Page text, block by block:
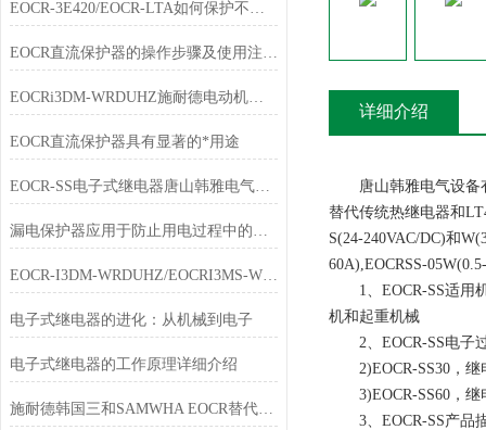
EOCR-3E420/EOCR-LTA如何保护不同大小负载的保护
EOCR直流保护器的操作步骤及使用注意事项
EOCRi3DM-WRDUHZ施耐德电动机保护器技术说明
EOCR直流保护器具有显著的*用途
EOCR-SS电子式继电器唐山韩雅电气专业销售
漏电保护器应用于防止用电过程中的单相触电事故
EOCR-I3DM-WRDUHZ/EOCRI3MS-WRDUHZ施耐德原装电动机保护器简介
电子式继电器的进化：从机械到电子
电子式继电器的工作原理详细介绍
施耐德韩国三和SAMWHA EOCR替代表（2）
详细介绍
唐山韩雅电气设备有
替代传统热继电器和
S(24-240VAC/DC)和
60A),EOCRSS-
1、EOCR-SS适用机
机和起重机械
2、EOCR-SS电子过
2)EOCR-SS30，继
3)EOCR-SS60，继
3、EOCR-SS产品描